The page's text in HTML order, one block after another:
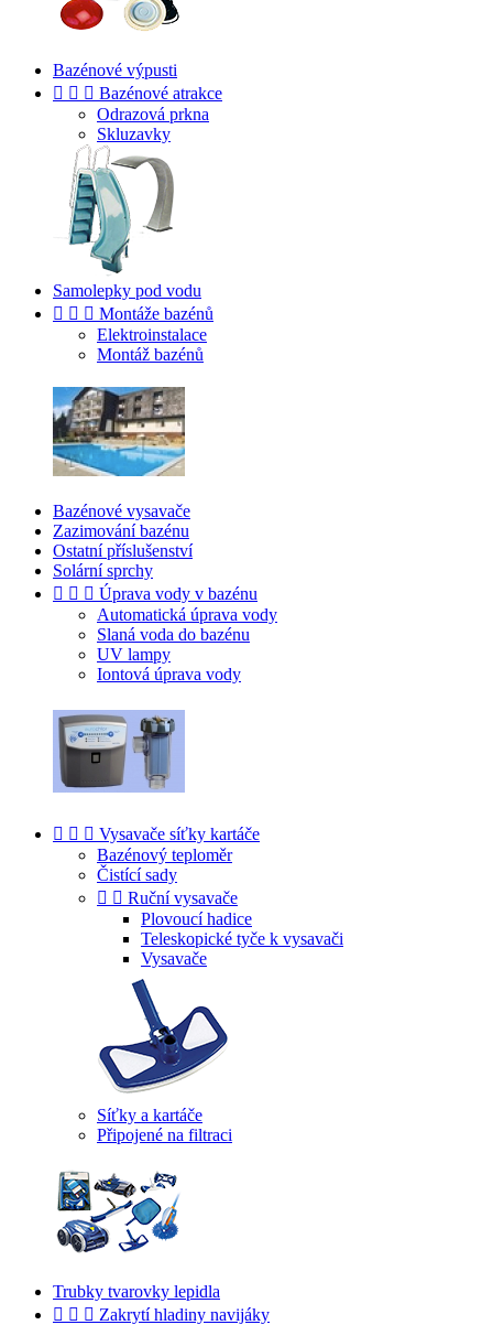
Bazénové výpusti
   Bazénové atrakce
Odrazová prkna
Skluzavky
Samolepky pod vodu
   Montáže bazénů
Elektroinstalace
Montáž bazénů
Bazénové vysavače
Zazimování bazénu
Ostatní příslušenství
Solární sprchy
   Úprava vody v bazénu
Automatická úprava vody
Slaná voda do bazénu
UV lampy
Iontová úprava vody
   Vysavače síťky kartáče
Bazénový teploměr
Čistící sady
  Ruční vysavače
Plovoucí hadice
Teleskopické tyče k vysavači
Vysavače
Síťky a kartáče
Připojené na filtraci
Trubky tvarovky lepidla
   Zakrytí hladiny navijáky